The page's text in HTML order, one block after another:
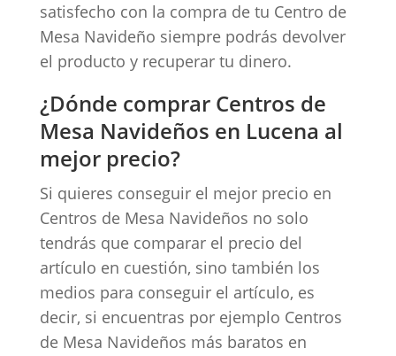
satisfecho con la compra de tu Centro de
Mesa Navideño siempre podrás devolver
el producto y recuperar tu dinero.
¿Dónde comprar Centros de
Mesa Navideños en Lucena al
mejor precio?
Si quieres conseguir el mejor precio en
Centros de Mesa Navideños no solo
tendrás que comparar el precio del
artículo en cuestión, sino también los
medios para conseguir el artículo, es
decir, si encuentras por ejemplo Centros
de Mesa Navideños más baratos en